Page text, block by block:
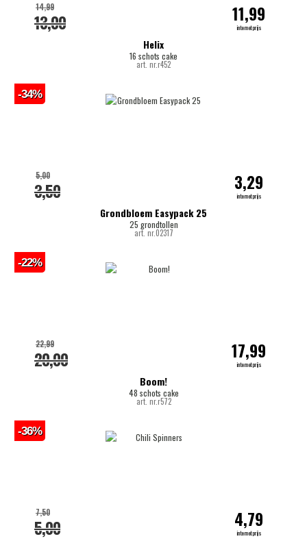
Helix
16 schots cake
art. nr.r452
13,00
14,99 11,99
internetprijs
Grondbloem Easypack 25
25 grondtollen
art. nr.02317
3,50
5,00 3,29
internetprijs
-34%
Boom!
48 schots cake
art. nr.r572
20,00
22,99 17,99
internetprijs
-22%
5,00
7,50 4,79
internetprijs
-36%